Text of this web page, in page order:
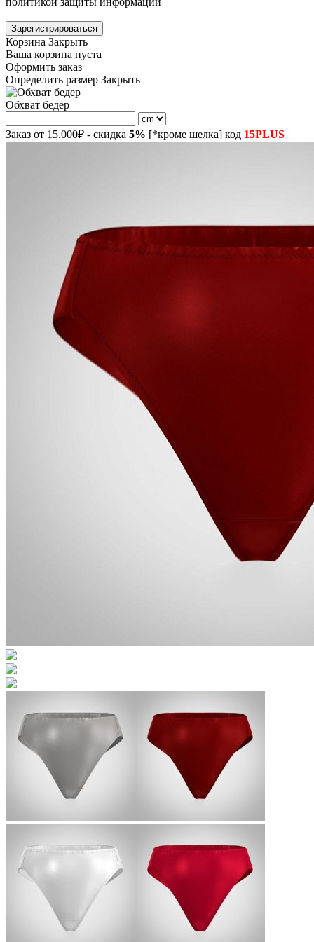
Зарегистрироваться
Корзина Закрыть
Ваша корзина пуста
Оформить заказ
Определить размер Закрыть
Обхват бедер
Заказ от 15.000₽ - скидка 5% [*кроме шелка] код 15PLUS